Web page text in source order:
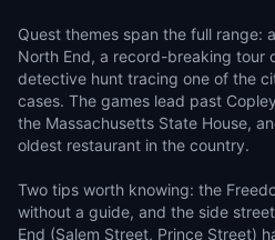
Quest themes span the full range:
North End, a record-breaking tour
detective hunt tracing one of the
cases. The games lead past
the Massachusetts State House,
oldest restaurant in the country.
Two tips worth knowing: the
without a guide, and the side
End (Salem Street, Prince Street)